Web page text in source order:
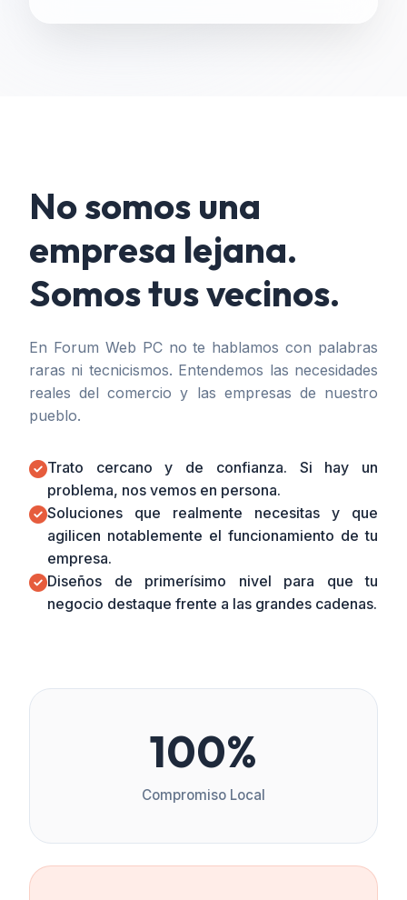
No somos una
empresa lejana.
Somos tus vecinos.
En Forum Web PC no te hablamos con palabras
raras ni tecnicismos. Entendemos las necesidades
reales del comercio y las empresas de nuestro
pueblo.
Trato cercano y de confianza. Si hay un
problema, nos vemos en persona.
Soluciones que realmente necesitas y que
agilicen notablemente el funcionamiento de tu
empresa.
Diseños de primerísimo nivel para que tu
negocio destaque frente a las grandes cadenas.
100%
Compromiso Local